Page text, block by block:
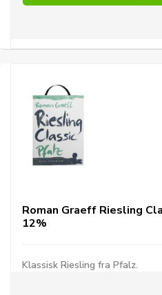
Roman Graeff Riesling
12%
Klassisk Riesling fra Pfalz.